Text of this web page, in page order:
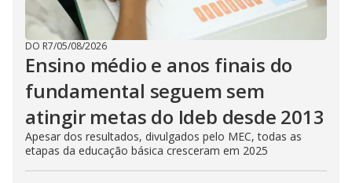
DO R7/05/08/2026
Ensino médio e anos finais do
fundamental seguem sem
atingir metas do Ideb desde 2013
Apesar dos resultados, divulgados pelo MEC, todas as
etapas da educação básica cresceram em 2025